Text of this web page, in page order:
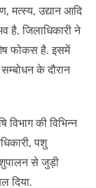
मत्स्य, उद्यान आदि
है. जिलाधिकारी ने
फोकस है. इसमें
के दौरान
की विभिन्न
पशु
से जुड़ी
दिया.